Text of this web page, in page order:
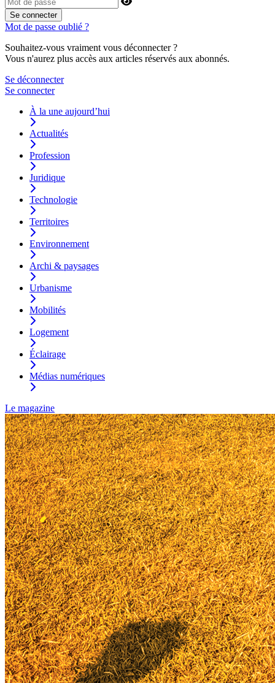
Se connecter
Mot de passe oublié ?
Souhaitez-vous vraiment vous déconnecter ?
Vous n'aurez plus accès aux articles réservés aux abonnés.
Se déconnecter
Se connecter
À la une aujourd’hui
Actualités
Profession
Juridique
Technologie
Territoires
Environnement
Archi & paysages
Urbanisme
Mobilités
Logement
Éclairage
Médias numériques
Le magazine